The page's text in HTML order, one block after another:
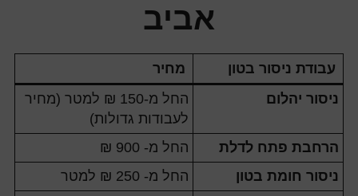
אביב
עבודת ניסור בטון
מחיר
ניסור יהלום
החל מ-150 ₪ למטר (מחיר
לעבודות גדולות)
הרחבת פתח לדלת
החל מ- 900 ₪
ניסור חומת בטון
החל מ- 250 ₪ למטר